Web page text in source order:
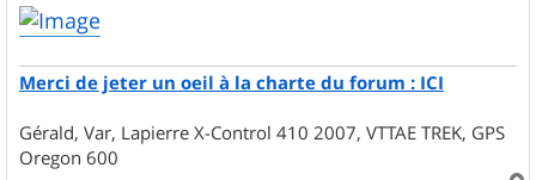
Merci de jeter un oeil à la charte du forum : ICI
Gérald, Var, Lapierre X-Control 410 2007, VTTAE TREK, GPS
Oregon 600